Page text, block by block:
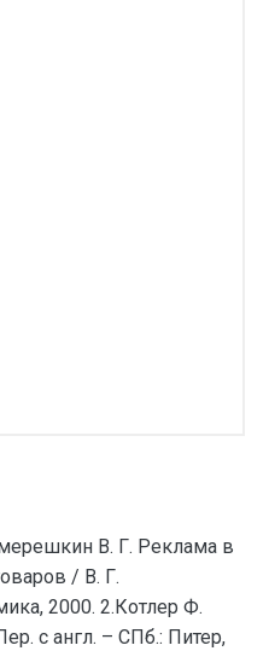
В. Г. Реклама в
/ В. Г.
2000. 2.Котлер Ф.
с англ. – СПб.: Питер,